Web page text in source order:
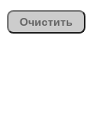
Очистить